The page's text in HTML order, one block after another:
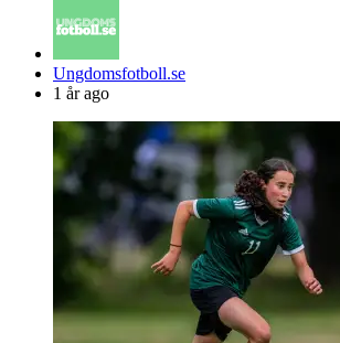
Posted
by
Ungdomsfotboll.se
1 år ago